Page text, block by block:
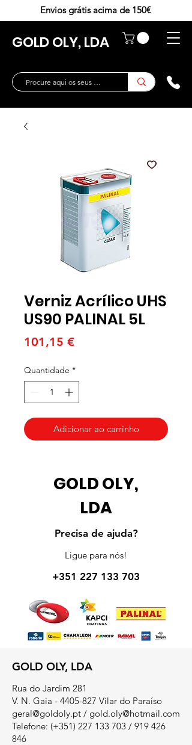
GOLD OLY, LDA
Envios grátis acima de 150€
Verniz Acrílico UHS
US90 PALINAL 5L
101,15 €Preço
Quantidade *
Adicionar ao carrinho
GOLD OLY,
LDA
Precisa de ajuda?
Ligue para nós!
+351 227 133 703
GOLD OLY, LDA
Rua do Jardim 281
V. N. Gaia - 4405-827 Vilar do Paraíso
geral@goldoly.pt / gold.oly@hotmail.com
Telefone: (+351) 227 133 703 / 919 426
846